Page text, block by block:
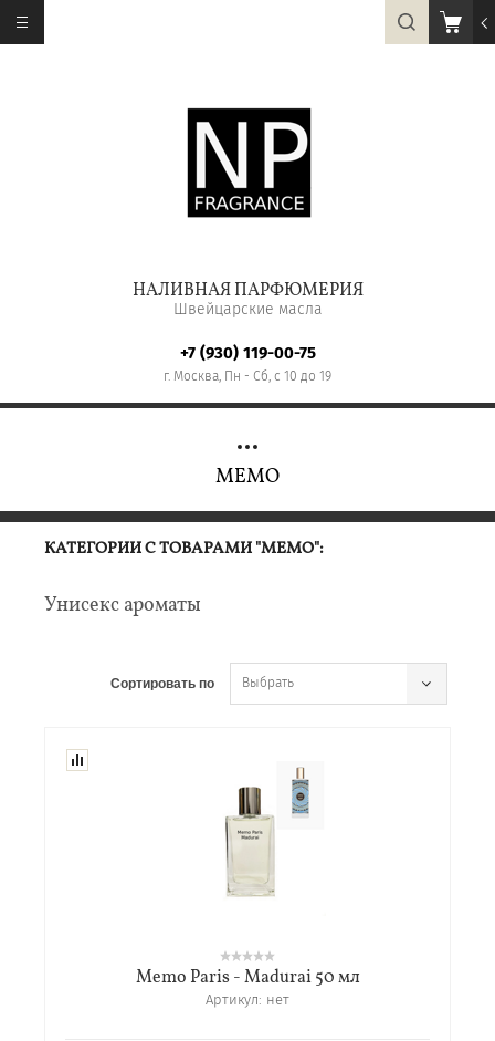
НАЛИВНАЯ ПАРФЮМЕРИЯ
Швейцарские масла
+7 (930) 119-00-75
г. Москва, Пн - Сб, с 10 до 19
MEMO
КАТЕГОРИИ С ТОВАРАМИ "MEMO":
Унисекс ароматы
Сортировать по Выбрать
Memo Paris - Madurai 50 мл
Артикул: нет